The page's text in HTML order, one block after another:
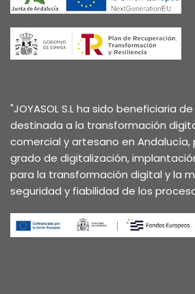
"JOYASOL S.L ha sido beneficiaria
destinada a la transformación
comercial y artesano en Andalucía,
grado de digitalización,
para la transformación digital y la
seguridad y fiabilidad de los